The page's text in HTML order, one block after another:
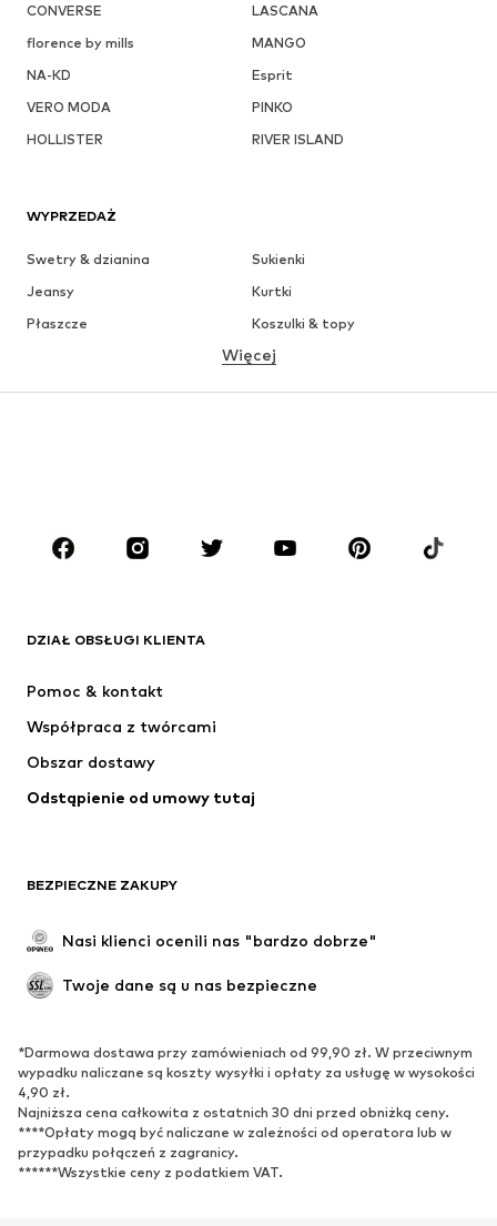
CONVERSE
LASCANA
florence by mills
MANGO
NA-KD
Esprit
VERO MODA
PINKO
HOLLISTER
RIVER ISLAND
WYPRZEDAŻ
Swetry & dzianina
Sukienki
Jeansy
Kurtki
Płaszcze
Koszulki & topy
Bielizna
Akcesoria
Premium
Nowości
Kurtki
Bielizna
Płaszcze
Spódnice
Specjalne okazje
Nowości
Na czasie
Trampki & sneakersy
Czółenka & buty na obcasie
Kozaki
Sandały
Więcej
DZIAŁ OBSŁUGI KLIENTA
Pomoc & kontakt
Współpraca z twórcami
Obszar dostawy
Odstąpienie od umowy tutaj
BEZPIECZNE ZAKUPY
Nasi klienci ocenili nas "bardzo dobrze"
Twoje dane są u nas bezpieczne
*Darmowa dostawa przy zamówieniach od 99,90 zł. W przeciwnym
wypadku naliczane są koszty wysyłki i opłaty za usługę w wysokości
4,90 zł.
Najniższa cena całkowita z ostatnich 30 dni przed obniżką ceny.
****Opłaty mogą być naliczane w zależności od operatora lub w
przypadku połączeń z zagranicy.
******Wszystkie ceny z podatkiem VAT.